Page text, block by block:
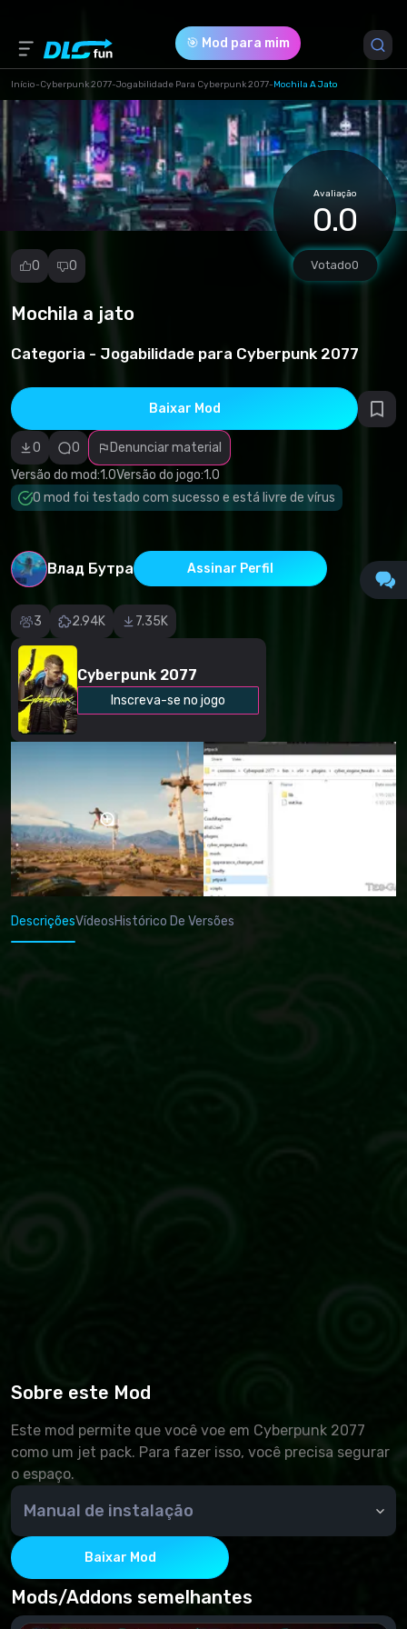
🎯 Mod para mim
Início-Cyberpunk 2077-Jogabilidade Para Cyberpunk 2077-Mochila A Jato
Avaliação
0.0
Votado0
0 0
Mochila a jato
Categoria - Jogabilidade para Cyberpunk 2077
Baixar Mod
0 0
Denunciar material
Versão do mod:1.0Versão do jogo:1.0
O mod foi testado com sucesso e está livre de vírus
Влад Бутра Assinar Perfil
3 2.94K 7.35K
Cyberpunk 2077
Inscreva-se no jogo
Denunciar
incorreta
Software
malicioso/vírus
Conteúdo não
funcional
Descrição
DescriçõesVídeosHistórico De Versões
Sobre este Mod
Este mod permite que você voe em Cyberpunk 2077
como um jet pack. Para fazer isso, você precisa segurar
o espaço.
Manual de instalação
Requisitos: Ajustes de motor cibernético
Baixar Mod
Mods/Addons semelhantes
Versão do Jogo *
1.0 (6e7db3e20e440ee18111ae31d68ae75b.zip)
Download (8.81 Kb)